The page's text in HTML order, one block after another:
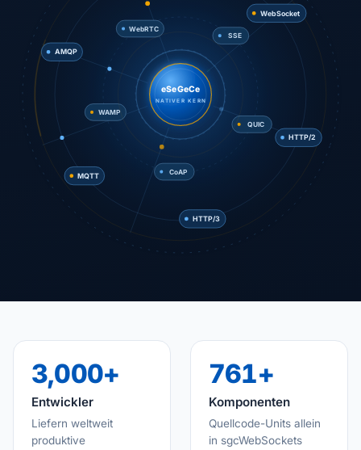
WebSocket
HTTP/2
HTTP/3
MQTT
AMQP
SSE
CoAP
eSeGeCe
NATIVER KERN
3,000+
Entwickler
Liefern weltweit
produktive
761+
Komponenten
Quellcode-Units allein
in sgcWebSockets